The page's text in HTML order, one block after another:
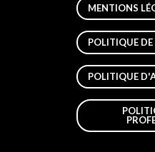
MENTIONS
POLITIQUE
POLITIQUE